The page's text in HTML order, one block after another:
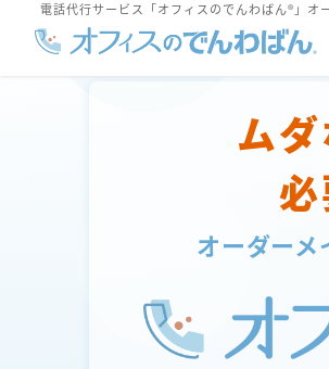
電話代行サービス「オフィスのでんわばん®」オ
ム
オーダーメ